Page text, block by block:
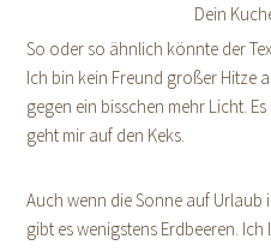
Dein
So oder so ähnlich könnte der
Ich bin kein Freund großer Hitze
gegen ein bisschen mehr Licht.
geht mir auf den Keks.
Auch wenn die Sonne auf Urlaub
gibt es wenigstens Erdbeeren.